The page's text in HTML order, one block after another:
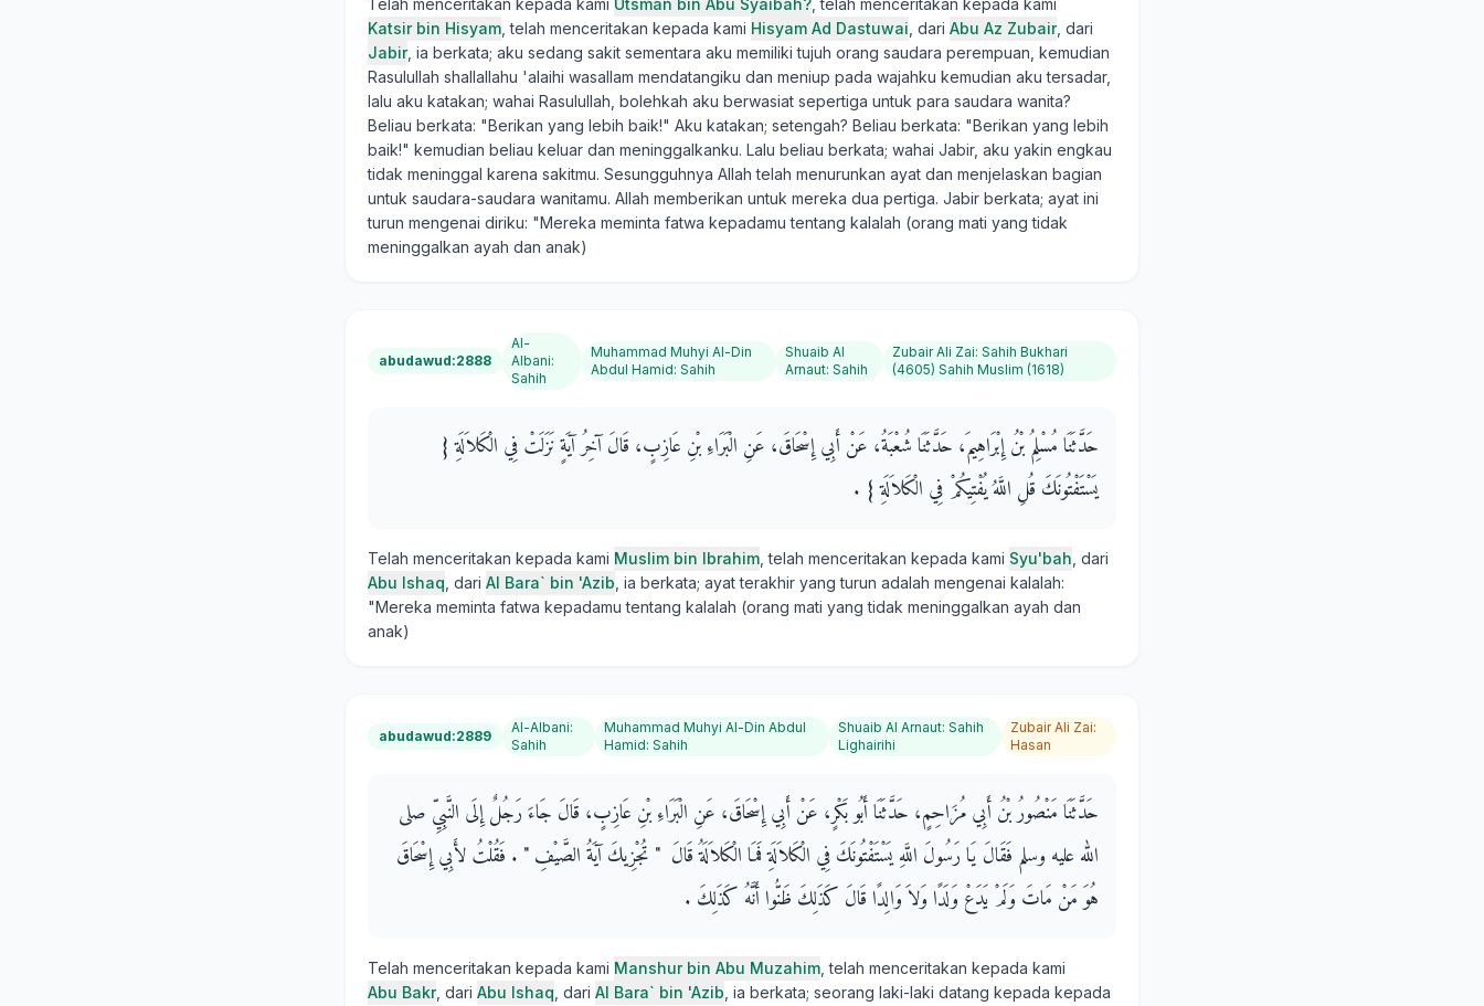
Telah menceritakan kepada kami Utsman bin Abu Syaibah? , telah menceritakan kepada kami
Katsir bin Hisyam , telah menceritakan kepada kami Hisyam Ad Dastuwai , dari Abu Az Zubair, dari
Jabir, ia berkata; aku sedang sakit sementara aku memiliki tujuh orang saudara perempuan, kemudian
Rasulullah shallallahu 'alaihi wasallam mendatangiku dan meniup pada wajahku kemudian aku tersadar,
lalu aku katakan; wahai Rasulullah, bolehkah aku berwasiat sepertiga untuk para saudara wanita?
Beliau berkata: "Berikan yang lebih baik!" Aku katakan; setengah? Beliau berkata: "Berikan yang lebih
baik!" kemudian beliau keluar dan meninggalkanku. Lalu beliau berkata; wahai Jabir, aku yakin engkau
tidak meninggal karena sakitmu. Sesungguhnya Allah telah menurunkan ayat dan menjelaskan bagian
untuk saudara-saudara wanitamu. Allah memberikan untuk mereka dua pertiga. Jabir berkata; ayat ini
turun mengenai diriku: "Mereka meminta fatwa kepadamu tentang kalalah (orang mati yang tidak
meninggalkan ayah dan anak)
abudawud:2888
Al-
Albani:
Sahih
Muhammad Muhyi Al-Din
Abdul Hamid: Sahih
Shuaib Al
Arnaut:Sahih
Zubair Ali Zai:Sahih Bukhari
(4605) Sahih Muslim (1618)
حَدَّثَنَا مُسْلِمُ بْنُ إِبْرَاهِيمَ، حَدَّثَنَا شُعْبَةُ، عَنْ أَبِي إِسْحَاقَ، عَنِ الْبَرَاءِ بْنِ عَازِبٍ، قَالَ آخِرُ آيَةٍ نَزَلَتْ فِي الْكَلاَلَةِ ‏{‏
يَسْتَفْتُونَكَ قُلِ اللَّهُ يُفْتِيكُمْ فِي الْكَلاَلَةِ ‏}‏ ‏.‏
Telah menceritakan kepada kami Muslim bin Ibrahim , telah menceritakan kepada kami Syu'bah , dari
Abu Ishaq , dari Al Bara` bin 'Azib , ia berkata; ayat terakhir yang turun adalah mengenai kalalah:
"Mereka meminta fatwa kepadamu tentang kalalah (orang mati yang tidak meninggalkan ayah dan
anak)
abudawud:2889
Al-Albani:
Sahih
Muhammad Muhyi Al-Din Abdul
Hamid:Sahih
Shuaib Al Arnaut: Sahih
Lighairihi
Zubair Ali Zai:
Hasan
حَدَّثَنَا مَنْصُورُ بْنُ أَبِي مُزَاحِمٍ، حَدَّثَنَا أَبُو بَكْرٍ، عَنْ أَبِي إِسْحَاقَ، عَنِ الْبَرَاءِ بْنِ عَازِبٍ، قَالَ جَاءَ رَجُلٌ إِلَى النَّبِيِّ صلى
الله عليه وسلم فَقَالَ يَا رَسُولَ اللَّهِ يَسْتَفْتُونَكَ فِي الْكَلاَلَةِ فَمَا الْكَلاَلَةُ قَالَ ‏ "‏ تُجْزِيكَ آيَةُ الصَّيْفِ ‏"‏ ‏.‏ فَقُلْتُ لأَبِي إِسْحَاقَ
هُوَ مَنْ مَاتَ وَلَمْ يَدَعْ وَلَدًا وَلاَ وَالِدًا قَالَ كَذَلِكَ ظَنُّوا أَنَّهُ كَذَلِكَ ‏.‏
Telah menceritakan kepada kami Manshur bin Abu Muzahim , telah menceritakan kepada kami
Abu Bakr, dari Abu Ishaq , dari Al Bara` bin 'Azib , ia berkata; seorang laki-laki datang kepada kepada